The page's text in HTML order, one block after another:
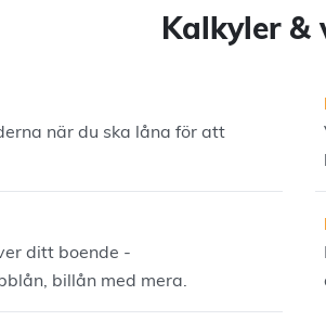
Kalkyler &
när du ska låna för att
ditt boende -
billån med mera.